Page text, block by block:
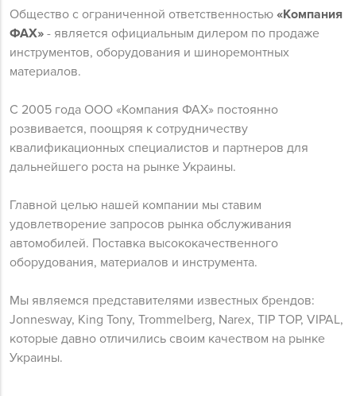
Общество с ограниченной ответственностью «Компания
ФАХ» - является официальным дилером по продаже
инструментов, оборудования и шиноремонтных
материалов.
С 2005 года ООО «Компания ФАХ» постоянно
розвивается, поощряя к сотрудничеству
квалификационных специалистов и партнеров для
дальнейшего роста на рынке Украины.
Главной целью нашей компании мы ставим
удовлетворение запросов рынка обслуживания
автомобилей. Поставка высококачественного
оборудования, материалов и инструмента.
Мы являемся представителями известных брендов:
Jonnesway, King Tony, Trommelberg, Narex, TIP TOP, VIPAL,
которые давно отличились своим качеством на рынке
Украины.